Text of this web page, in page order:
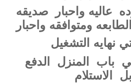
عاليه واحبار صديقه
ومتوافقه واحبار
نهايه التشغيل
باب المنزل الدفع
الاستلام